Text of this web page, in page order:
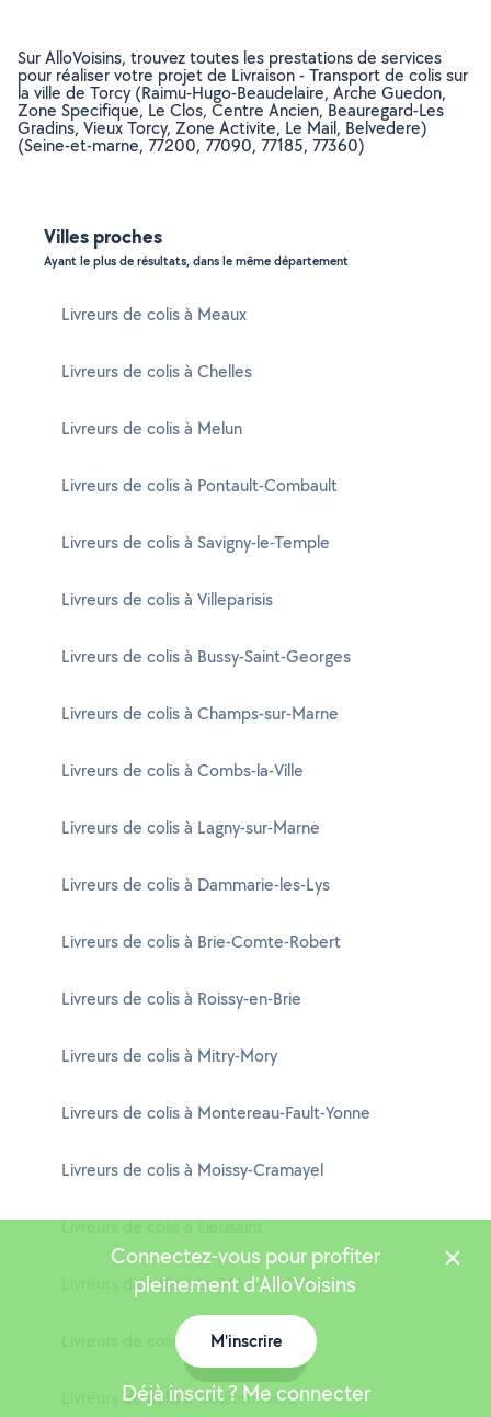
Sur AlloVoisins, trouvez toutes les prestations de services
pour réaliser votre projet de Livraison - Transport de colis sur
la ville de Torcy (Raimu-Hugo-Beaudelaire, Arche Guedon,
Zone Specifique, Le Clos, Centre Ancien, Beauregard-Les
Gradins, Vieux Torcy, Zone Activite, Le Mail, Belvedere)
(Seine-et-marne, 77200, 77090, 77185, 77360)
Villes proches
Ayant le plus de résultats, dans le même département
Livreurs de colis à Meaux
Livreurs de colis à Chelles
Livreurs de colis à Melun
Livreurs de colis à Pontault-Combault
Livreurs de colis à Savigny-le-Temple
Livreurs de colis à Villeparisis
Livreurs de colis à Bussy-Saint-Georges
Livreurs de colis à Champs-sur-Marne
Livreurs de colis à Combs-la-Ville
Livreurs de colis à Lagny-sur-Marne
Livreurs de colis à Dammarie-les-Lys
Livreurs de colis à Brie-Comte-Robert
Livreurs de colis à Roissy-en-Brie
Livreurs de colis à Mitry-Mory
Livreurs de colis à Montereau-Fault-Yonne
Livreurs de colis à Moissy-Cramayel
Livreurs de colis à Lieusaint
Livreurs de colis à Le Mée-sur-Seine
Livreurs de colis à Fontainebleau
Livreurs de colis à Coulommiers
Connectez-vous pour profiter
pleinement d'AlloVoisins
M'inscrire
Déjà inscrit ? Me connecter